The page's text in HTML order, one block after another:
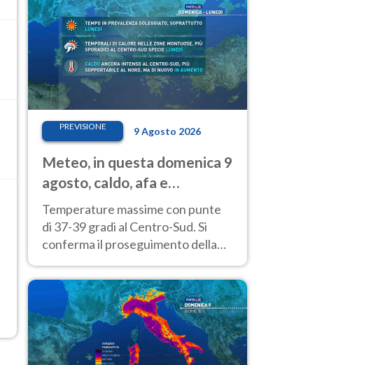
PREVISIONE 9 Agosto 2026
Meteo, in questa domenica 9
agosto, caldo, afa e
temporali di calore
Temperature massime con punte
di 37-39 gradi al Centro-Sud. Si
conferma il proseguimento della
weekend di Ferragosto